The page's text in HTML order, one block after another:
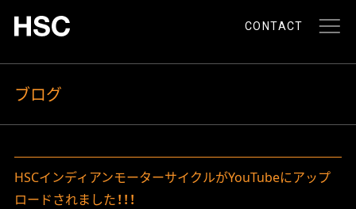
CONTACT
ブログ
HSCインディアンモーターサイクルがYouTubeにアップ
ロードされました！！！